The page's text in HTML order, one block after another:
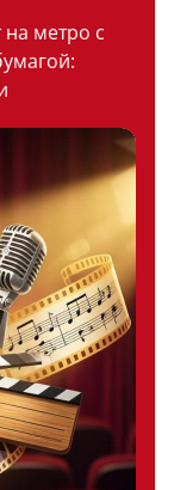
на метро с